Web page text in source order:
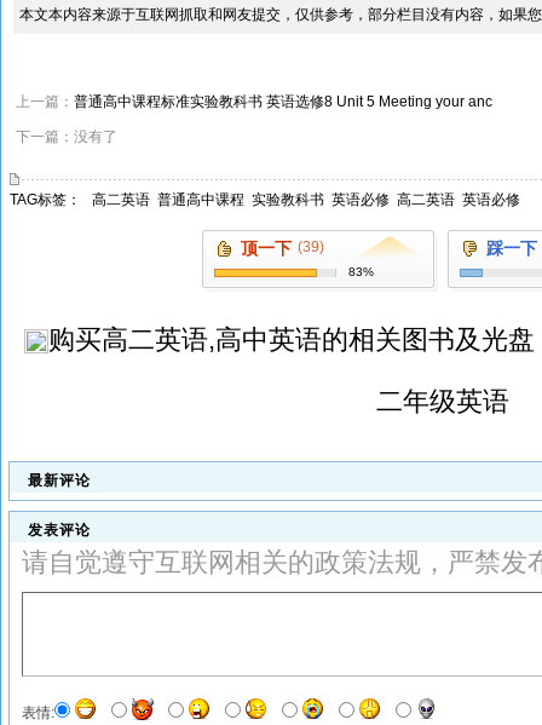
本文本内容来源于互联网抓取和网友提交，仅供参考，部分栏目没有内容，如果
上一篇： 普通高中课程标准实验教科书 英语选修8 Unit 5 Meeting your anc
下一篇：没有了
TAG标签： 高二英语 普通高中课程 实验教科书 英语必修 高二英语 英语必修
顶一下 (39)
83%
踩一下
购买高二英语,高中英语的相关图书及光盘
二年级英语
最新评论
发表评论
请自觉遵守互联网相关的政策法规，严禁发
表情: